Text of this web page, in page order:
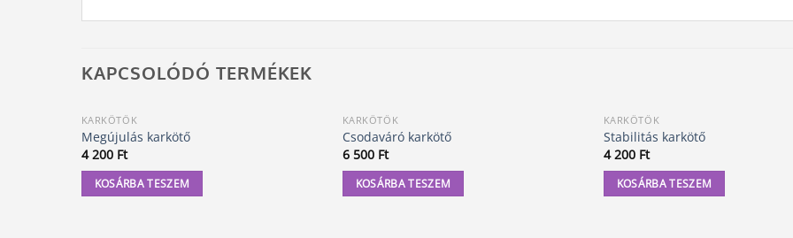
KAPCSOLÓDÓ TERMÉKEK
KARKÖTŐK
Megújulás karkötő
4 200 Ft
KOSÁRBA TESZEM
KARKÖTŐK
Csodaváró karkötő
6 500 Ft
KOSÁRBA TESZEM
KARKÖTŐK
Stabilitás karkötő
4 200 Ft
KOSÁRBA TESZEM